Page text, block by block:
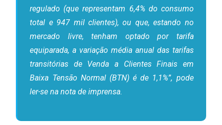
regulado (que representam 6,4% do consumo
total e 947 mil clientes), ou que, estando no
mercado livre, tenham optado por tarifa
equiparada, a variação média anual das tarifas
transitórias de Venda a Clientes Finais em
Baixa Tensão Normal (BTN) é de 1,1%”, pode
ler-se na nota de imprensa.